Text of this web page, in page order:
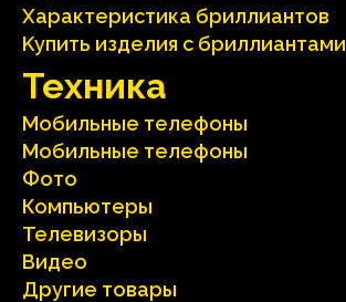
Характеристика бриллиантoв
Kупить изделия c бриллиантами
Техника
Мобильные телефоны
Мобильные телефоны
Фото
Компьютеры
Телевизоры
Видео
Другие товары